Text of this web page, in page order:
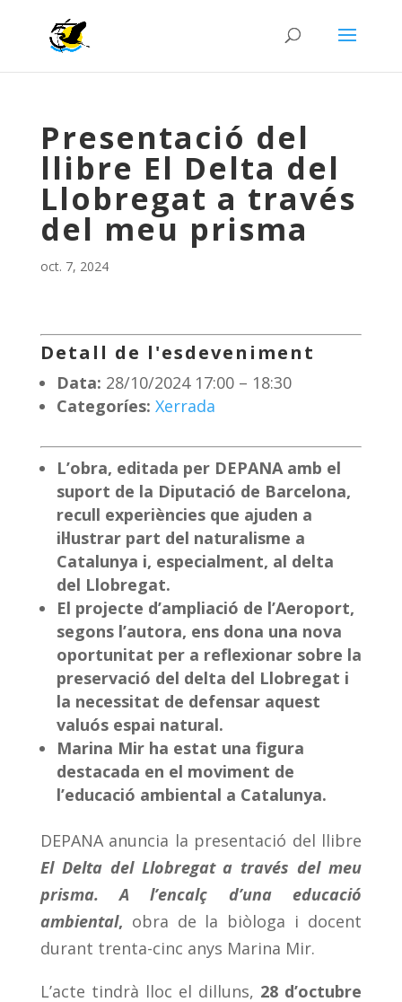
Presentació del
llibre El Delta del
Llobregat a través
del meu prisma
oct. 7, 2024
Detall de l'esdeveniment
Data: 28/10/2024 17:00– 18:30
Categoríes: Xerrada
L’obra, editada per DEPANA amb el
suport de la Diputació de Barcelona,
recull experiències que ajuden a
il·lustrar part del naturalisme a
Catalunya i, especialment, al delta
del Llobregat.
El projecte d’ampliació de l’Aeroport,
segons l’autora, ens dona una nova
oportunitat per a reflexionar sobre la
preservació del delta del Llobregat i
la necessitat de defensar aquest
valuós espai natural.
Marina Mir ha estat una figura
destacada en el moviment de
l’educació ambiental a Catalunya.
DEPANA anuncia la presentació del llibre
El Delta del Llobregat a través del meu
prisma. A l’encalç d’una educació
ambiental, obra de la biòloga i docent
durant trenta-cinc anys Marina Mir.
L’acte tindrà lloc el dilluns, 28 d’octubre